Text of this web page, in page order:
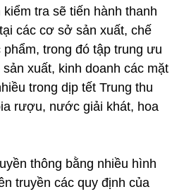
tra sẽ tiến hành thanh
các cơ sở sản xuất, chế
trong đó tập trung ưu
xuất, kinh doanh các mặt
trong dịp tết Trung thu
rượu, nước giải khát, hoa
thông bằng nhiều hình
truyền các quy định của